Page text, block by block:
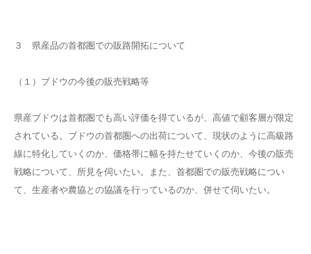
３ 県産品の首都圏での販路開拓について
（１）ブドウの今後の販売戦略等
県産ブドウは首都圏でも高い評価を得ているが、高値で顧客層が限定
されている。ブドウの首都圏への出荷について、現状のように高級路
線に特化していくのか、価格帯に幅を持たせていくのか、今後の販売
戦略について、所見を伺いたい。また、首都圏での販売戦略につい
て、生産者や農協との協議を行っているのか、併せて伺いたい。